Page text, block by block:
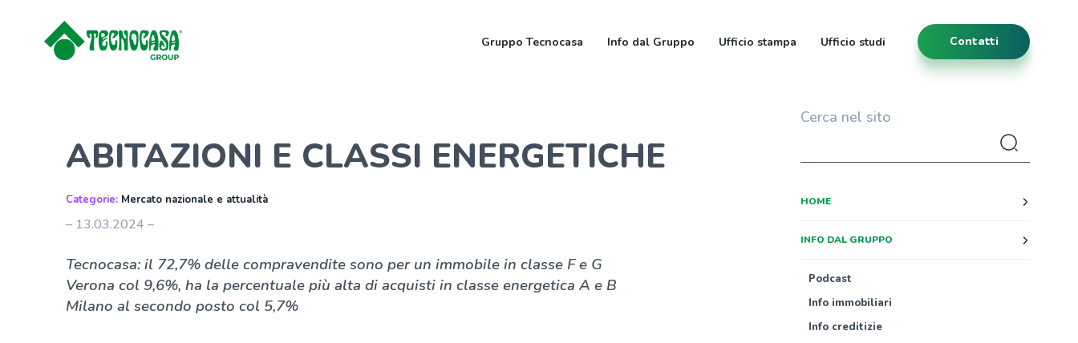
Contatti
Gruppo Tecnocasa Info dal Gruppo Ufficio stampa Ufficio studi
ABITAZIONI E CLASSI ENERGETICHE
Categorie: Mercato nazionale e attualità
– 13.03.2024 –
Tecnocasa: il 72,7% delle compravendite sono per un immobile in classe F e G
Verona col 9,6%, ha la percentuale più alta di acquisti in classe energetica A e B
Milano al secondo posto col 5,7%
Cerca nel sito
HOME
INFO DAL GRUPPO
Podcast
Info immobiliari
Info creditizie